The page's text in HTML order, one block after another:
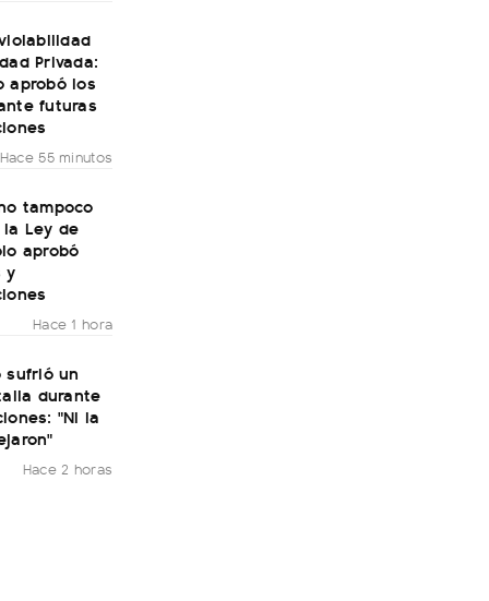
Privada:
aprobó los
futuras
Hace 55 minutos
tampoco
Ley de
aprobó
y
Hace 1 hora
sufrió un
durante
"Ni la
Hace 2 horas